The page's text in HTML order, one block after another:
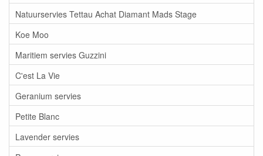
Natuurservies Tettau Achat Diamant Mads Stage
Koe Moo
Maritiem servies Guzzini
C'est La Vie
Geranium servies
Petite Blanc
Lavender servies